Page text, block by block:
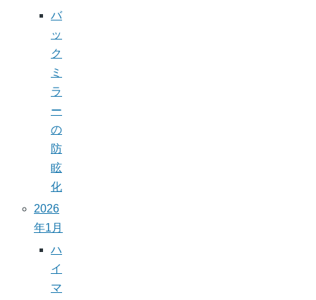
バ
ッ
ク
ミ
ラ
ー
の
防
眩
化
2026
年1月
ハ
イ
マ